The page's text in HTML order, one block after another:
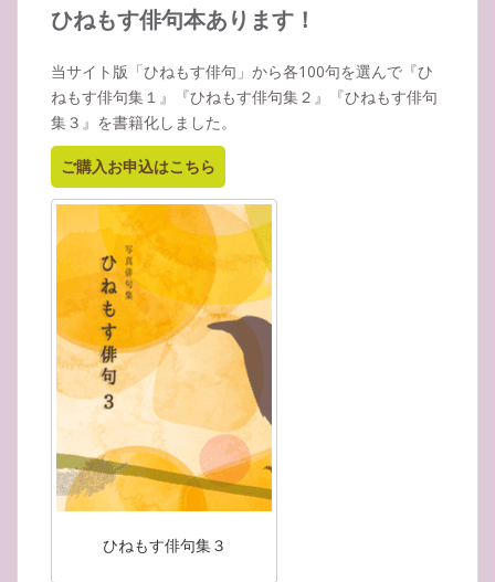
イ
ひねもす俳句本あります！
当サイト版「ひねもす俳句」から各100句を選んで『ひ
ねもす俳句集１』『ひねもす俳句集２』『ひねもす俳句
集３』を書籍化しました。
ご購入お申込はこちら
ひねもす俳句集３